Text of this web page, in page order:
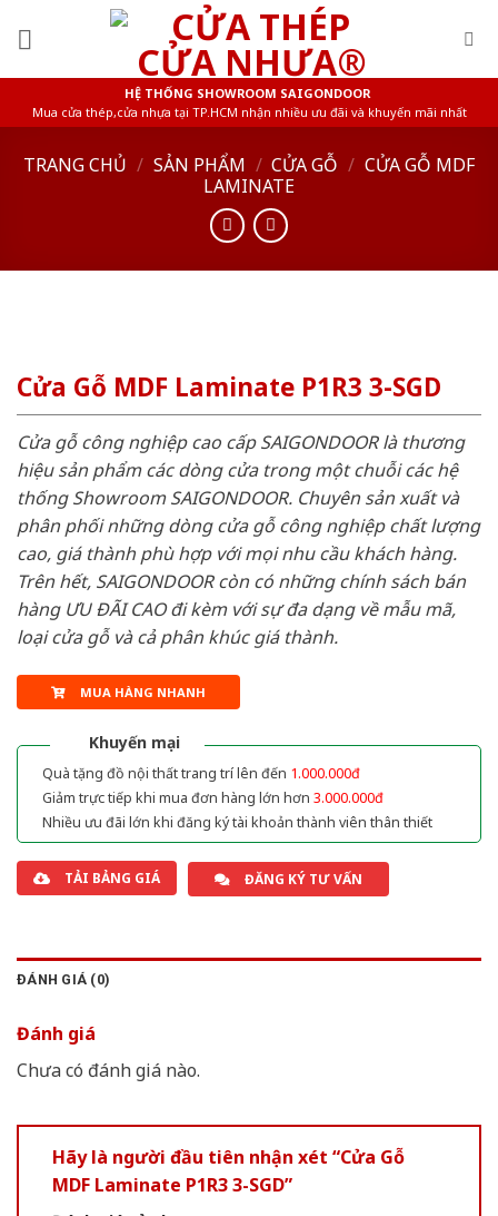
HỆ THỐNG SHOWROOM SAIGONDOOR
Mua cửa thép,cửa nhựa tại TP.HCM nhận nhiều ưu đãi và khuyến mãi nhất
TRANG CHỦ / SẢN PHẨM / CỬA GỖ / CỬA GỖ MDF
LAMINATE
Cửa Gỗ MDF Laminate P1R3 3-SGD
Cửa gỗ công nghiệp cao cấp SAIGONDOOR là thương
hiệu sản phẩm các dòng cửa trong một chuỗi các hệ
thống Showroom SAIGONDOOR. Chuyên sản xuất và
phân phối những dòng cửa gỗ công nghiệp chất lượng
cao, giá thành phù hợp với mọi nhu cầu khách hàng.
Trên hết, SAIGONDOOR còn có những chính sách bán
hàng ƯU ĐÃI CAO đi kèm với sự đa dạng về mẫu mã,
loại cửa gỗ và cả phân khúc giá thành.
MUA HÀNG NHANH
Khuyến mại
Quà tặng đồ nội thất trang trí lên đến 1.000.000đ
Giảm trực tiếp khi mua đơn hàng lớn hơn 3.000.000đ
Nhiều ưu đãi lớn khi đăng ký tài khoản thành viên thân thiết
TẢI BẢNG GIÁ ĐĂNG KÝ TƯ VẤN
ĐÁNH GIÁ (0)
Đánh giá
Chưa có đánh giá nào.
Hãy là người đầu tiên nhận xét “Cửa Gỗ
MDF Laminate P1R3 3-SGD”